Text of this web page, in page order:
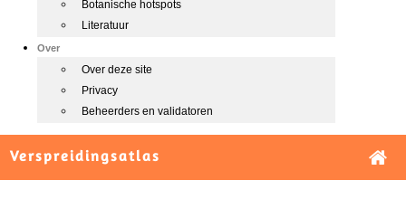
Botanische hotspots
Literatuur
Over
Over deze site
Privacy
Beheerders en validatoren
Verspreidingsatlas